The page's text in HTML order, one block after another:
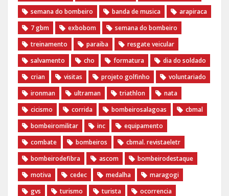
semana do bombeiro
banda de musica
arapiraca
7 gbm
exbobom
semana do bombeiro
treinamento
paraiba
resgate veicular
salvamento
cho formatura
dia do soldado
crian
visitas projeto golfinho
voluntariado
ironman
ultraman triathlon
nata
cicismo
corrida bombeirosalagoas
cbmal
bombeiromilitar
inc
equipamento
combate
bombeiros
cbmal. revistaeletr
bombeirodefibra
ascom
bombeirodestaque
motiva
cedec medalha
maragogi
gvs
turismo turista
ocorrencia